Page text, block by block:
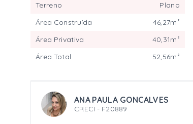
Terreno
Plano
Área Construída
46,27m²
Área Privativa
40,31m²
Área Total
52,56m²
ANA PAULA GONCALVES
CRECI - F20889